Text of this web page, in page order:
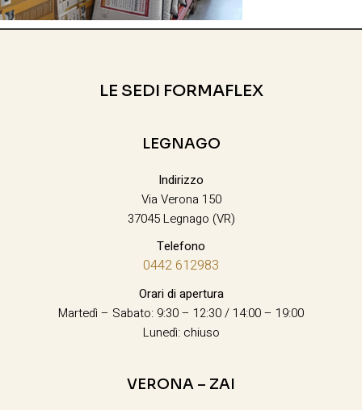
LE SEDI FORMAFLEX
LEGNAGO
Indirizzo
Via Verona 150
37045 Legnago (VR)
Telefono
0442 612983
Orari di apertura
Martedì – Sabato: 9:30 – 12:30 / 14:00 – 19:00
Lunedì: chiuso
VERONA – ZAI